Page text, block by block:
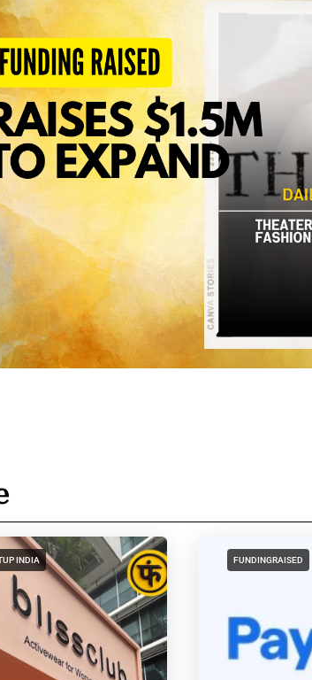
INDIA FUNDINGRAISED